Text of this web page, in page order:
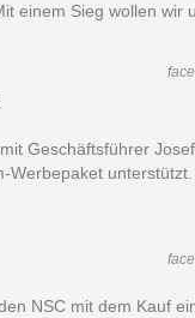
einem Sieg wollen wir
Geschäftsführer
Werbepaket
NSC mit dem Kauf